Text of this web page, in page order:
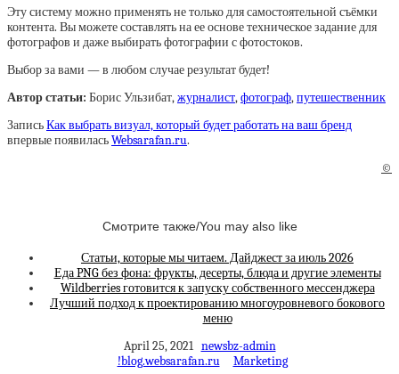
Эту систему можно применять не только для самостоятельной съёмки
контента. Вы можете составлять на ее основе техническое задание для
фотографов и даже выбирать фотографии с фотостоков.
Выбор за вами — в любом случае результат будет!
Автор статьи: Борис Ульзибат,журналист,фотограф,путешественник
ЗаписьКак выбрать визуал, который будет работать на ваш бренд
впервые появиласьWebsarafan.ru.
©
Смотрите также/You may also like
Статьи, которые мы читаем. Дайджест за июль 2026
Еда PNG без фона: фрукты, десерты, блюда и другие элементы
Wildberries готовится к запуску собственного мессенджера
Лучший подход к проектированию многоуровневого бокового
меню
April 25, 2021 newsbz-admin
!blog.websarafan.ru
Marketing